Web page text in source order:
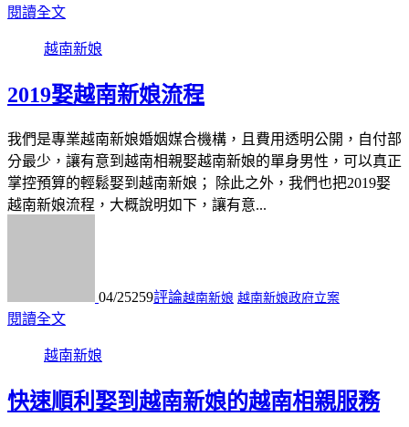
閱讀全文
越南新娘
2019娶越南新娘流程
我們是專業越南新娘婚姻媒合機構，且費用透明公開，自付部
分最少，讓有意到越南相親娶越南新娘的單身男性，可以真正
掌控預算的輕鬆娶到越南新娘； 除此之外，我們也把2019娶
越南新娘流程，大概說明如下，讓有意...
04/25259評論越南新娘 越南新娘政府立案
閱讀全文
越南新娘
快速順利娶到越南新娘的越南相親服務